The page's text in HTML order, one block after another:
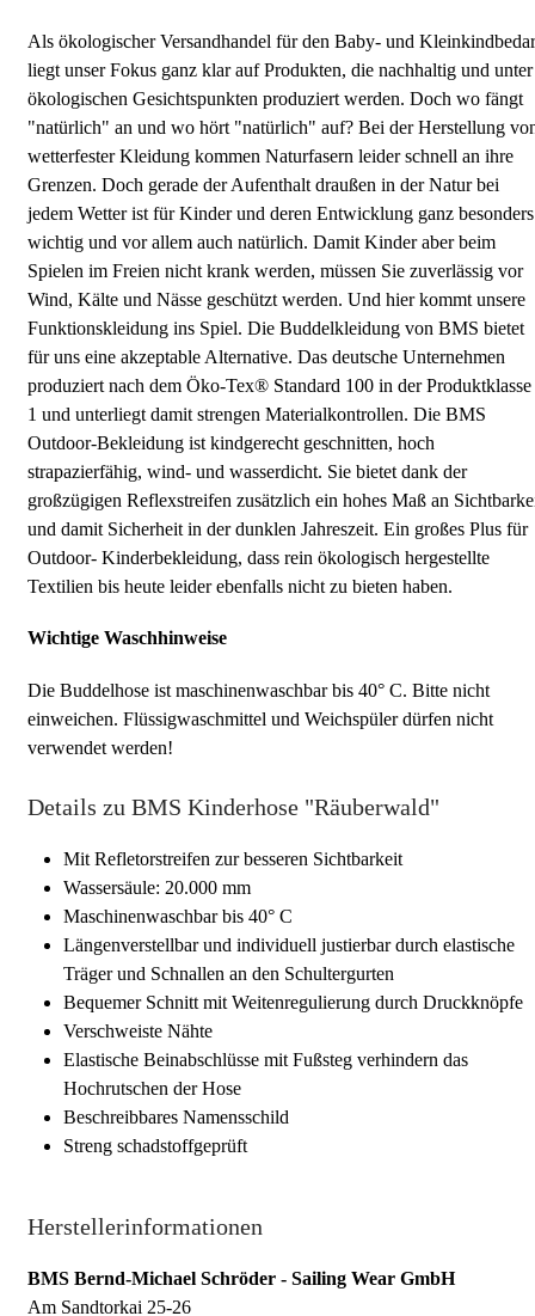
Als ökologischer Versandhandel für den Baby- und
liegt unser Fokus ganz klar auf Produkten, die nachhaltig und unter
ökologischen Gesichtspunkten produziert werden. Doch wo fängt
"natürlich" an und wo hört "natürlich" auf? Bei der Herstellung
wetterfester Kleidung kommen Naturfasern leider schnell an ihre
Grenzen. Doch gerade der Aufenthalt draußen in der Natur bei
jedem Wetter ist für Kinder und deren Entwicklung ganz besonders
wichtig und vor allem auch natürlich. Damit Kinder aber beim
Spielen im Freien nicht krank werden, müssen Sie zuverlässig vor
Wind, Kälte und Nässe geschützt werden. Und hier kommt unsere
Funktionskleidung ins Spiel. Die Buddelkleidung von BMS bietet
für uns eine akzeptable Alternative. Das deutsche Unternehmen
produziert nach dem Öko-Tex® Standard 100 in der Produktklasse
1 und unterliegt damit strengen Materialkontrollen. Die BMS
Outdoor-Bekleidung ist kindgerecht geschnitten, hoch
strapazierfähig, wind- und wasserdicht. Sie bietet dank der
großzügigen Reflexstreifen zusätzlich ein hohes Maß an
und damit Sicherheit in der dunklen Jahreszeit. Ein großes Plus für
Outdoor- Kinderbekleidung, dass rein ökologisch hergestellte
Textilien bis heute leider ebenfalls nicht zu bieten haben.
Wichtige Waschhinweise
Die Buddelhose ist maschinenwaschbar bis 40° C. Bitte nicht
einweichen. Flüssigwaschmittel und Weichspüler dürfen nicht
verwendet werden!
Details zu BMS Kinderhose "Räuberwald"
Mit Refletorstreifen zur besseren Sichtbarkeit
Wassersäule: 20.000 mm
Maschinenwaschbar bis 40° C
Längenverstellbar und individuell justierbar durch elastische
Träger und Schnallen an den Schultergurten
Bequemer Schnitt mit Weitenregulierung durch Druckknöpfe
Verschweiste Nähte
Elastische Beinabschlüsse mit Fußsteg verhindern das
Hochrutschen der Hose
Beschreibbares Namensschild
Streng schadstoffgeprüft
Herstellerinformationen
BMS Bernd-Michael Schröder - Sailing Wear GmbH
Am Sandtorkai 25-26